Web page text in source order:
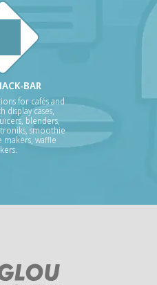
BAR
for cafés and
display cases,
blenders,
smoothie
makers, waffle